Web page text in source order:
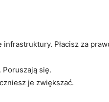
Płacisz za
Poruszają się.
je zwiększać.